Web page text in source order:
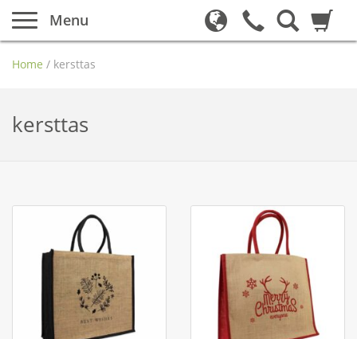
Menu
Home / kersttas
kersttas